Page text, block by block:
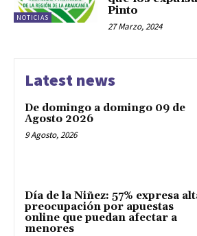
NOTICIAS
Pinto
27 Marzo, 2024
Latest news
De domingo a domingo 09 de
Agosto 2026
9 Agosto, 2026
Día de la Niñez: 57% expresa
preocupación por apuestas
online que puedan afectar a
menores